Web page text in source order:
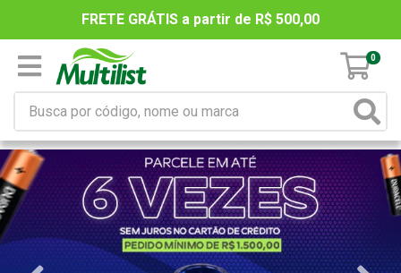
FRETE GRÁTIS a partir de R$ 500,00
0